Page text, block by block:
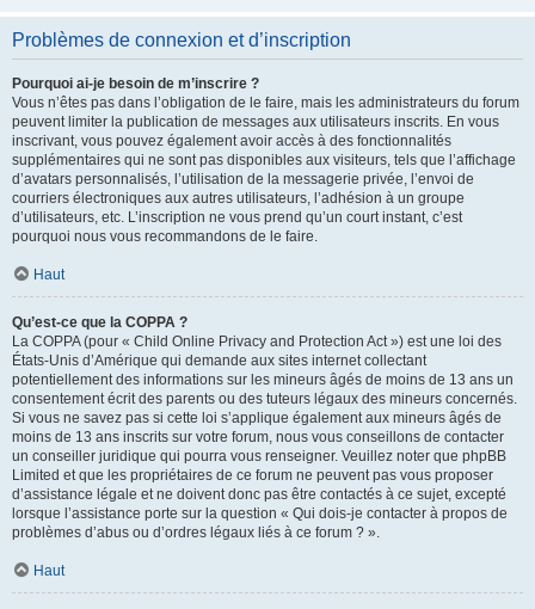
Problèmes de connexion et d’inscription
Pourquoi ai-je besoin de m’inscrire ?
Vous n’êtes pas dans l’obligation de le faire, mais les administrateurs du forum
peuvent limiter la publication de messages aux utilisateurs inscrits. En vous
inscrivant, vous pouvez également avoir accès à des fonctionnalités
supplémentaires qui ne sont pas disponibles aux visiteurs, tels que l’affichage
d’avatars personnalisés, l’utilisation de la messagerie privée, l’envoi de
courriers électroniques aux autres utilisateurs, l’adhésion à un groupe
d’utilisateurs, etc. L’inscription ne vous prend qu’un court instant, c’est
pourquoi nous vous recommandons de le faire.
Haut
Qu’est-ce que la COPPA ?
La COPPA (pour « Child Online Privacy and Protection Act ») est une loi des
États-Unis d’Amérique qui demande aux sites internet collectant
potentiellement des informations sur les mineurs âgés de moins de 13 ans un
consentement écrit des parents ou des tuteurs légaux des mineurs concernés.
Si vous ne savez pas si cette loi s’applique également aux mineurs âgés de
moins de 13 ans inscrits sur votre forum, nous vous conseillons de contacter
un conseiller juridique qui pourra vous renseigner. Veuillez noter que phpBB
Limited et que les propriétaires de ce forum ne peuvent pas vous proposer
d’assistance légale et ne doivent donc pas être contactés à ce sujet, excepté
lorsque l’assistance porte sur la question « Qui dois-je contacter à propos de
problèmes d’abus ou d’ordres légaux liés à ce forum ? ».
Haut